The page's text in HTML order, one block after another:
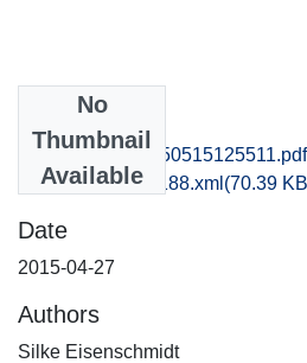
No
Thumbnail
Available
msj1haan_20150515125511.pdf
recordxml_item_188.xml (70.39
Date
2015-04-27
Authors
Silke Eisenschmidt